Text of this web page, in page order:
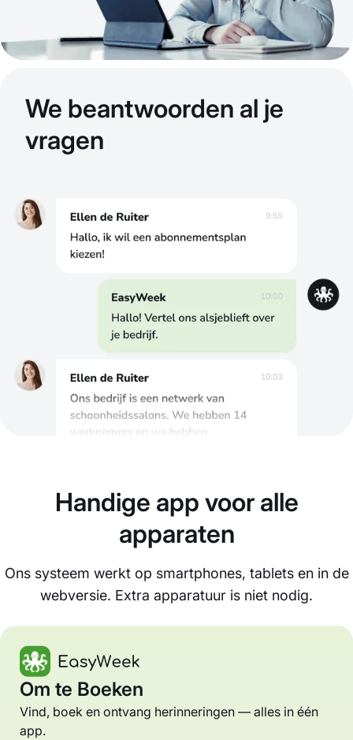
We beantwoorden al je
vragen
Handige app voor alle
apparaten
Ons systeem werkt op smartphones, tablets en in de
webversie. Extra apparatuur is niet nodig.
Om te Boeken
Vind, boek en ontvang herinneringen — alles in één
app.